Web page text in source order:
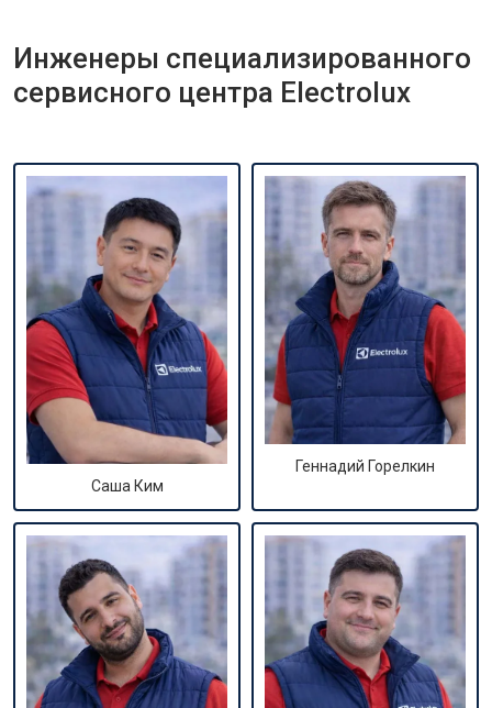
Инженеры специализированного
сервисного центра Electrolux
Саша Ким
Геннадий Горелкин